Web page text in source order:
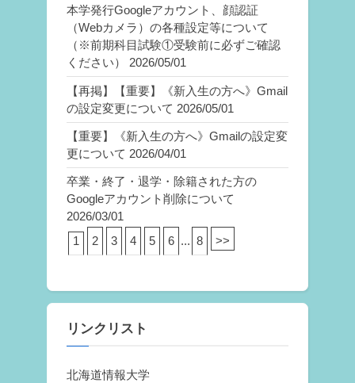
本学発行Googleアカウント、顔認証
（Webカメラ）の各種設定等について
（※前期科目試験①受験前に必ずご確認
ください）
2026/05/01
【再掲】【重要】《新入生の方へ》Gmail
の設定変更について 2026/05/01
【重要】《新入生の方へ》Gmailの設定変
更について 2026/04/01
卒業・終了・退学・除籍された方の
Googleアカウント削除について
2026/03/01
1
2 3 4 5 6 ... 8 >>
リンクリスト
北海道情報大学